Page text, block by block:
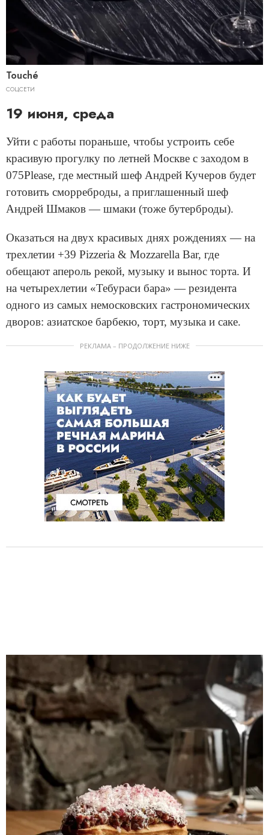
Touché
СОЦСЕТИ
19 июня, среда
Уйти с работы пораньше, чтобы устроить себе
красивую прогулку по летней Москве с заходом в
075Please, где местный шеф Андрей Кучеров будет
готовить сморреброды, а приглашенный шеф
Андрей Шмаков — шмаки (тоже бутерброды).
Оказаться на двух красивых днях рождениях — на
трехлетии +39 Pizzeria & Mozzarella Bar, где
обещают апероль рекой, музыку и вынос торта. И
на четырехлетии «Тебураси бара» — резидента
одного из самых немосковских гастрономических
дворов: азиатское барбекю, торт, музыка и саке.
РЕКЛАМА – ПРОДОЛЖЕНИЕ НИЖЕ